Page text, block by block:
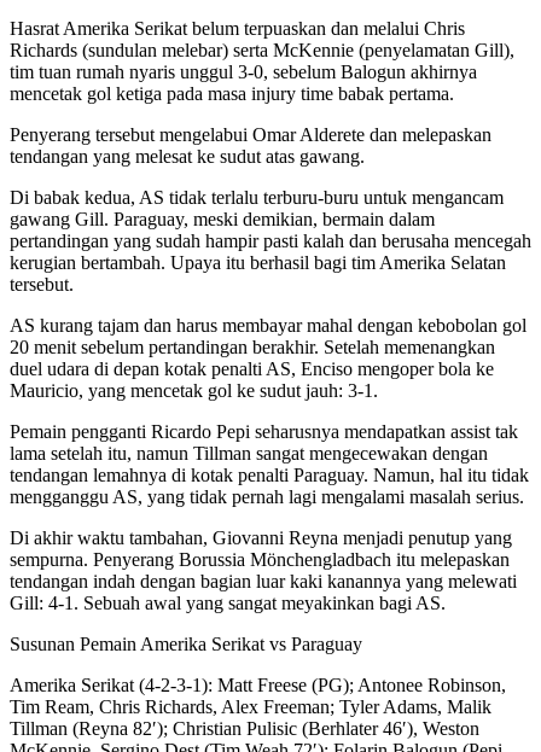
Hasrat Amerika Serikat belum terpuaskan dan melalui Chris
Richards (sundulan melebar) serta McKennie (penyelamatan Gill),
tim tuan rumah nyaris unggul 3-0, sebelum Balogun akhirnya
mencetak gol ketiga pada masa injury time babak pertama.
Penyerang tersebut mengelabui Omar Alderete dan melepaskan
tendangan yang melesat ke sudut atas gawang.
Di babak kedua, AS tidak terlalu terburu-buru untuk mengancam
gawang Gill. Paraguay, meski demikian, bermain dalam
pertandingan yang sudah hampir pasti kalah dan berusaha mencegah
kerugian bertambah. Upaya itu berhasil bagi tim Amerika Selatan
tersebut.
AS kurang tajam dan harus membayar mahal dengan kebobolan gol
20 menit sebelum pertandingan berakhir. Setelah memenangkan
duel udara di depan kotak penalti AS, Enciso mengoper bola ke
Mauricio, yang mencetak gol ke sudut jauh: 3-1.
Pemain pengganti Ricardo Pepi seharusnya mendapatkan assist tak
lama setelah itu, namun Tillman sangat mengecewakan dengan
tendangan lemahnya di kotak penalti Paraguay. Namun, hal itu tidak
mengganggu AS, yang tidak pernah lagi mengalami masalah serius.
Di akhir waktu tambahan, Giovanni Reyna menjadi penutup yang
sempurna. Penyerang Borussia Mönchengladbach itu melepaskan
tendangan indah dengan bagian luar kaki kanannya yang melewati
Gill: 4-1. Sebuah awal yang sangat meyakinkan bagi AS.
Susunan Pemain Amerika Serikat vs Paraguay
Amerika Serikat (4-2-3-1): Matt Freese (PG); Antonee Robinson,
Tim Ream, Chris Richards, Alex Freeman; Tyler Adams, Malik
Tillman (Reyna 82′); Christian Pulisic (Berhlater 46′), Weston